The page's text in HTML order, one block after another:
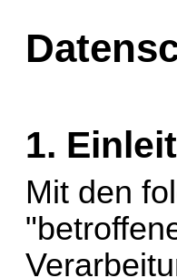
1.
Mit den